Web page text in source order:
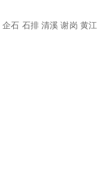
企石 石排 清溪 谢岗 黄江